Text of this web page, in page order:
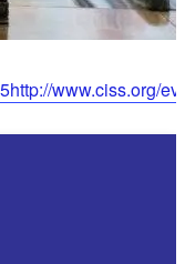
www.ciss.org/